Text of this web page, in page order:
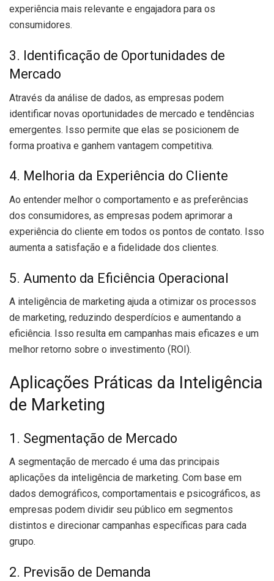
experiência mais relevante e engajadora para os
consumidores.
3. Identificação de Oportunidades de
Mercado
Através da análise de dados, as empresas podem
identificar novas oportunidades de mercado e tendências
emergentes. Isso permite que elas se posicionem de
forma proativa e ganhem vantagem competitiva.
4. Melhoria da Experiência do Cliente
Ao entender melhor o comportamento e as preferências
dos consumidores, as empresas podem aprimorar a
experiência do cliente em todos os pontos de contato. Isso
aumenta a satisfação e a fidelidade dos clientes.
5. Aumento da Eficiência Operacional
A inteligência de marketing ajuda a otimizar os processos
de marketing, reduzindo desperdícios e aumentando a
eficiência. Isso resulta em campanhas mais eficazes e um
melhor retorno sobre o investimento (ROI).
Aplicações Práticas da Inteligência
de Marketing
1. Segmentação de Mercado
A segmentação de mercado é uma das principais
aplicações da inteligência de marketing. Com base em
dados demográficos, comportamentais e psicográficos, as
empresas podem dividir seu público em segmentos
distintos e direcionar campanhas específicas para cada
grupo.
2. Previsão de Demanda